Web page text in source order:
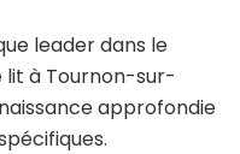
leader dans le
lit à Tournon-sur-
approfondie